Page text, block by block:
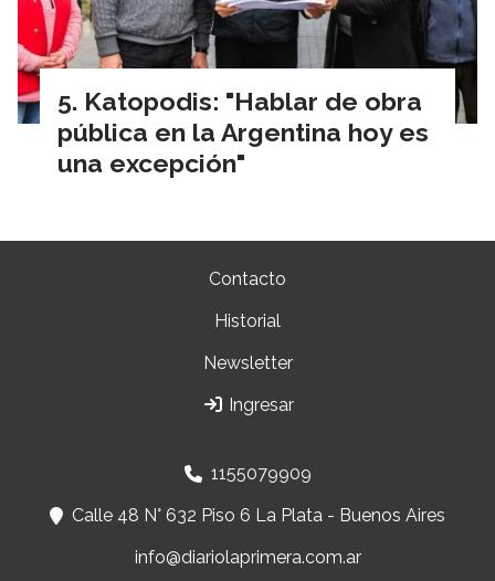
Katopodis: "Hablar de obra
pública en la Argentina hoy es
una excepción"
Contacto
Historial
Newsletter
Ingresar
1155079909
Calle 48 N° 632 Piso 6 La Plata - Buenos Aires
info@diariolaprimera.com.ar